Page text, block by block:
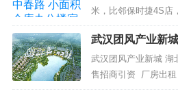
号。...
优惠 仓库展厅办
米，比邻保时捷4S店
春路站，周边还有地
路、735路、92路，
只需10分钟，现有小
积40平方米起，价格
库、研发、...
武汉团风产业新
武汉团风产业新城 湖
售招商引资 厂房出租
24678515 微信同号